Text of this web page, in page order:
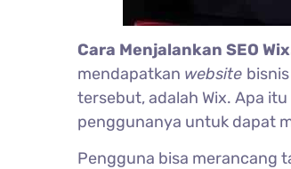
Cara Menjalankan SEO
mendapatkan website
tersebut, adalah Wix. Apa itu
penggunanya untuk dapat
Pengguna bisa merancang